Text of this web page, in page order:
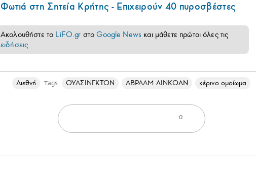
Φωτιά στη Σητεία Κρήτης - Επιχειρούν 40 πυροσβέστες
Ακολουθήστε το LiFO.gr στοGoogle News και μάθετε πρώτοι όλες τις
ειδήσεις
Διεθνή Tags ΟΥΑΣΙΝΓΚΤΟΝ ΑΒΡΑΑΜ ΛΙΝΚΟΛΝ κέρινο ομοίωμα
0